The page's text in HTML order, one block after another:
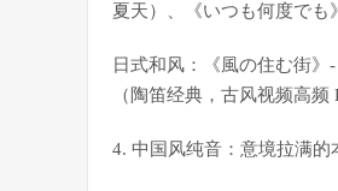
夏天）、《いつも何度でも
日式和风：《風の住む街
（陶笛经典，古风视频高
4. 中国风纯音：意境拉满的